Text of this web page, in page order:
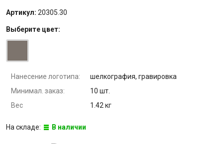
Артикул: 20305.30
Выберите цвет:
Нанесение логотипа:
шелкография, гравировка
Минимал. заказ:
10 шт.
Вес
1.42 кг
На складе: В наличии